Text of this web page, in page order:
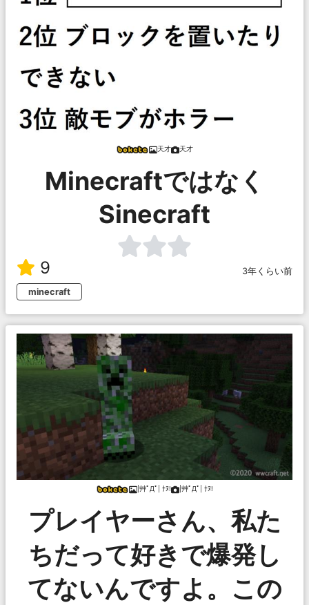
天才 天才
Minecraftではなく
Sinecraft
9
3年くらい前
minecraft
|艸ﾟДﾟ| ﾅﾇ! |艸ﾟДﾟ| ﾅﾇ!
プレイヤーさん、私た
ちだって好きで爆発し
てないんですよ。この